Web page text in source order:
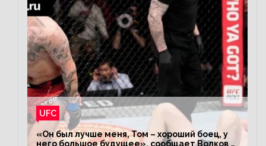
UFC
«Он был лучше меня, Том – хороший боец, у
него большое будущее», сообщает Волков –